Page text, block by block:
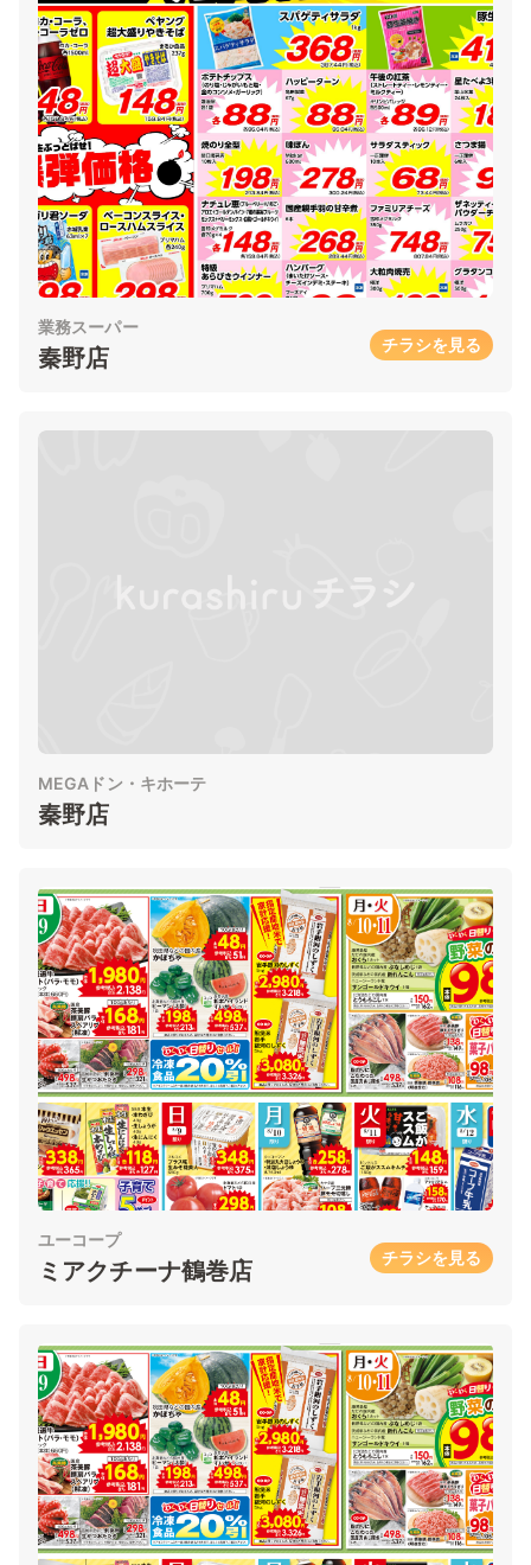
業務スーパー
秦野店 チラシを見る
MEGAドン・キホーテ
秦野店
ユーコープ
ミアクチーナ鶴巻店 チラシを見る